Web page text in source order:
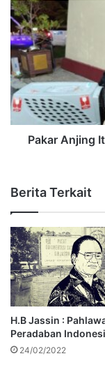
Pakar Anjing
Berita Terkait
H.B Jassin :
Peradaban
24/02/2022